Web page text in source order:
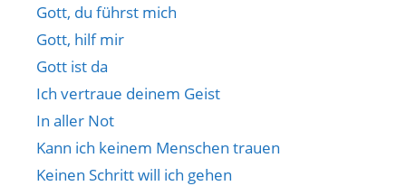
Gott, du führst mich
Gott, hilf mir
Gott ist da
Ich vertraue deinem Geist
In aller Not
Kann ich keinem Menschen trauen
Keinen Schritt will ich gehen